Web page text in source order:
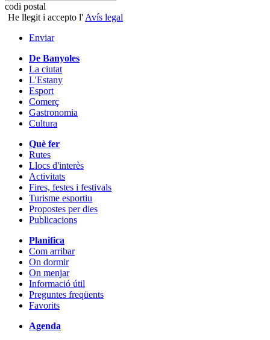
codi postal
He llegit i accepto l' Avís legal
Enviar
De Banyoles
La ciutat
L'Estany
Esport
Comerç
Gastronomia
Cultura
Què fer
Rutes
Llocs d'interès
Activitats
Fires, festes i festivals
Turisme esportiu
Propostes per dies
Publicacions
Planifica
Com arribar
On dormir
On menjar
Informació útil
Preguntes freqüents
Favorits
Agenda